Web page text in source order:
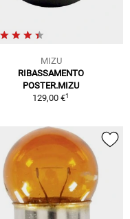
MIZU
RIBASSAMENTO
POSTER.MIZU
129,00 €1